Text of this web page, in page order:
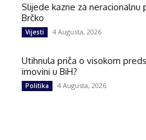
Slijede kazne za
Brčko
Vijesti 4 Augusta, 2026
Utihnula priča o visokom
imovini u BiH?
Politika 4 Augusta, 2026